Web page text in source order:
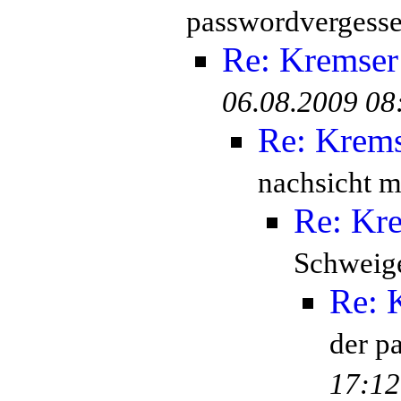
Re:
06.08.2009
Re:
nachsicht
Re:
Re:
der
17:12